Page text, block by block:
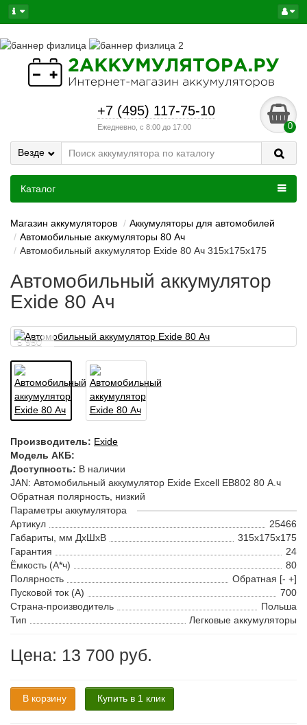
+7 (495) 117-75-10
Ежедневно, с 8:00 до 17:00 0
Везде
Каталог
Магазин аккумуляторов
Аккумуляторы для автомобилей
Автомобильные аккумуляторы 80 Ач
Автомобильный аккумулятор Exide 80 Ач 315x175x175
Автомобильный аккумулятор
Exide 80 Ач
5 950
Производитель: Exide
Модель АКБ:
Доступность: В наличии
JAN: Автомобильный аккумулятор Exide Excell EB802 80 А.ч
Обратная полярность, низкий
Параметры аккумулятора
Артикул
25466
Габариты, мм ДхШхВ
315x175x175
Гарантия
24
Ёмкость (А*ч)
80
Полярность
Обратная [- +]
Пусковой ток (А)
700
Страна-производитель
Польша
Тип
Легковые аккумуляторы
Цена: 13 700 руб.
В корзину Купить в 1 клик